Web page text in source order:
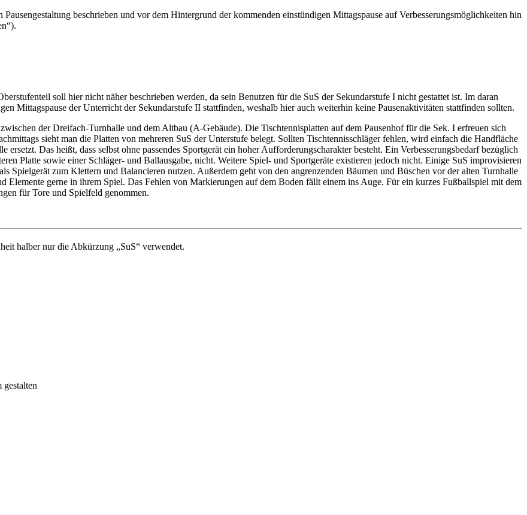
beschrieben und vor dem Hintergrund der kommenden einstündigen Mittagspause auf Verbesserungsmöglichkeiten hin
soll hier nicht näher beschrieben werden, da sein Benutzen für die SuS der Sekundarstufe I nicht gestattet ist. Im daran
Mittagspause der Unterricht der Sekundarstufe II stattfinden, weshalb hier auch weiterhin keine Pausenaktivitäten stattfinden sollten.
der Dreifach-Turnhalle und dem Altbau (A-Gebäude). Die Tischtennisplatten auf dem Pausenhof für die Sek. I erfreuen sich
sieht man die Platten von mehreren SuS der Unterstufe belegt. Sollten Tischtennisschläger fehlen, wird einfach die Handfläche
Das heißt, dass selbst ohne passendes Sportgerät ein hoher Aufforderungscharakter besteht. Ein Verbesserungsbedarf bezüglich
Platte sowie einer Schläger- und Ballausgabe, nicht. Weitere Spiel- und Sportgeräte existieren jedoch nicht. Einige SuS improvisieren
Spielgerät zum Klettern und Balancieren nutzen. Außerdem geht von den angrenzenden Bäumen und Büschen vor der alten Turnhalle
Elemente gerne in ihrem Spiel. Das Fehlen von Markierungen auf dem Boden fällt einem ins Auge. Für ein kurzes Fußballspiel mit dem
für Tore und Spielfeld genommen.
halber nur die Abkürzung „SuS“ verwendet.